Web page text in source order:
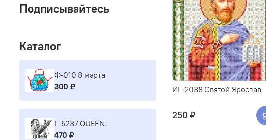
ИГ-2038 Святой Ярослав
250 ₽
Подписывайтесь
Каталог
Ф-010 8 марта
300 ₽
Г-5237 QUEEN.
470 ₽